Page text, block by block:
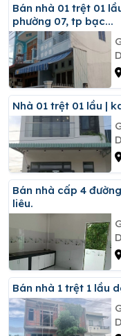
Bán nhà 01 trệt 01 lầu • hẻm đường trần phú, thuộc
phường 07, tp bạc...
Nhà 01 trệt 01 lầu |
Bán nhà cấp 4 đường 31 kdc tràng an, phường 07, tp bạc
liêu.
Bán nhà 1 trệt 1 lầu